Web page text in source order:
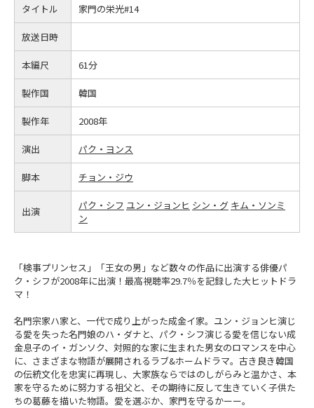
タイトル 家門の栄光#14
放送日時
本編尺 61分
製作国 韓国
製作年 2008年
演出 パク・ヨンス
脚本 チョン・ジウ
出演 パク・シフ ユン・ジョンヒ シン・グ キム・ソンミ
ン
「検事プリンセス」「王女の男」など数々の作品に出演する俳優パ
ク・シフが2008年に出演！最高視聴率29.7％を記録した大ヒットドラ
マ！
名門宗家ハ家と、一代で成り上がった成金イ家。ユン・ジョンヒ演じ
る愛を失った名門娘のハ・ダナと、パク・シフ演じる愛を信じない成
金息子のイ・ガンソク、対照的な家に生まれた男女のロマンスを中心
に、さまざまな物語が展開されるラブ&ホームドラマ。古き良き韓国
の伝統文化を忠実に再現し、大家族ならではのしがらみと温かさ、本
家を守るために努力する祖父と、その期待に反して生きていく子供た
ちの葛藤を描いた物語。愛を選ぶか、家門を守るかーー。